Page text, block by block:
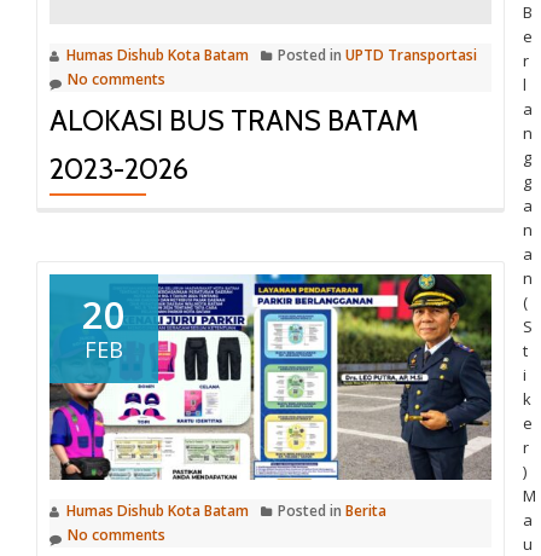
Humas Dishub Kota Batam Posted in UPTD Transportasi
No comments
ALOKASI BUS TRANS BATAM
2023-2026
20
FEB
Humas Dishub Kota Batam Posted in Berita
No comments
B
e
r
l
a
n
g
g
a
n
a
n
(
S
t
i
k
e
r
)
M
a
u